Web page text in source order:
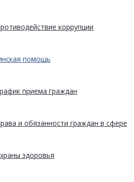
коррупции
помощь
приема граждан
и обязанности граждан в сфере
здоровья